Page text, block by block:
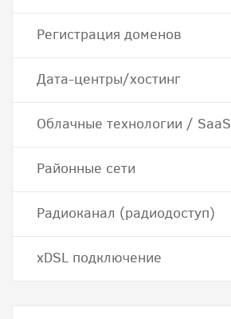
Регистрация доменов
Дата-центры/хостинг
Облачные технологии / SaaS
Районные сети
Радиоканал (радиодоступ)
хDSL подключение